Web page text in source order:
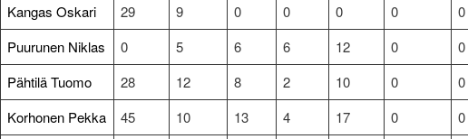
Kangas Oskari
29 9 0 0 0 0
0
Puurunen Niklas
0 5 6 6 12 0
0
Pähtilä Tuomo
28 12 8 2 10 0
0
Korhonen Pekka
45 10 13 4 17 0
0